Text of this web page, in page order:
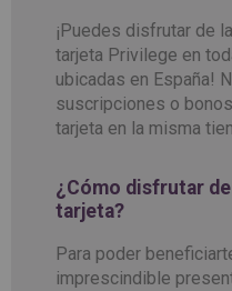
¡Puedes disfrutar de
tarjeta Privilege en
ubicadas en España!
suscripciones o
tarjeta en la misma
¿Cómo disfrutar
tarjeta?
Para poder
imprescindible